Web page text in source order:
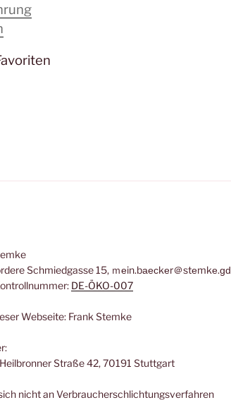
Dieses
weist
können
gewählt
werdenSchmiedgasse 15, ｍеin.bаеϲkеr＠stеmkе.ɡԁ
DE-ÖKO-007
Webseite: Frank Stemke
Straße 42, 70191 Stuttgart
nicht an Verbraucherschlichtungsverfahren